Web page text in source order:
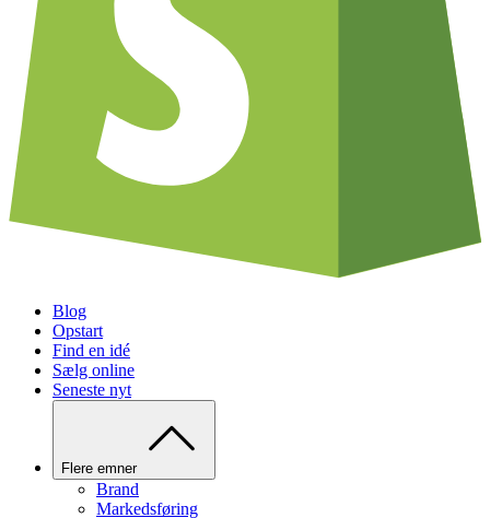
Blog
Opstart
Find en idé
Sælg online
Seneste nyt
Flere emner
Brand
Markedsføring